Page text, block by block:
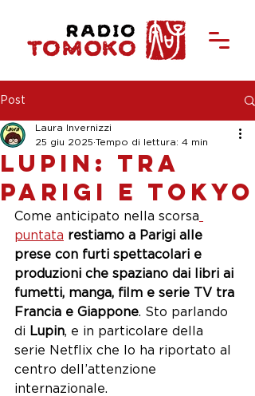
Post
Lupin: tra
Parigi e Tokyo
Laura Invernizzi
25 giu 2025 Tempo di lettura: 4 min
Come anticipato nella scorsa
puntata restiamo a Parigi alle
prese con furti spettacolari e
produzioni che spaziano dai libri ai
fumetti, manga, film e serie TV tra
Francia e Giappone. Sto parlando
di Lupin, e in particolare della
serie Netflix che lo ha riportato al
centro dell’attenzione
internazionale.